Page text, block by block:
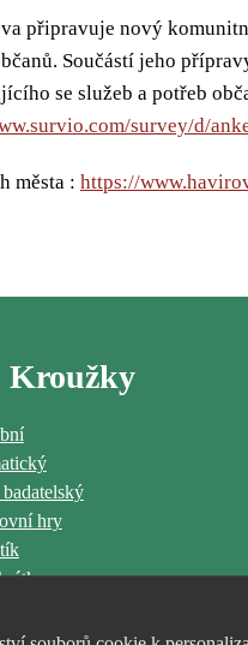
připravuje nový
Součástí jeho
se služeb a potřeb
survey/d/
města : https://
Kroužky
hry